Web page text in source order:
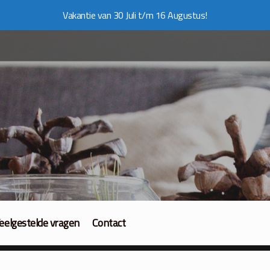
Vakantie van 30 Juli t/m 16 Augustus!
vragen Contact